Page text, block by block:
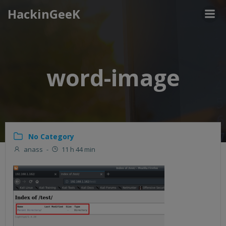
HackinGeeK
word-image
No Category
anass - 11 h 44 min